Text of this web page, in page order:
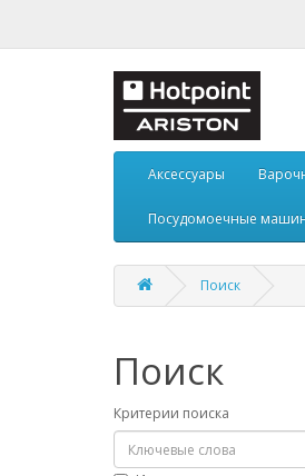
Аксессуары
Посудомоечные
Поиск
Поиск
Критерии поиска